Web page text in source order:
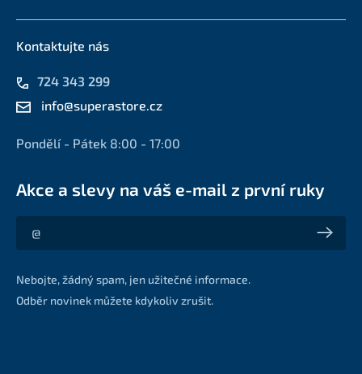
Kontaktujte nás
724 343 299
info@superastore.cz
Pondělí - Pátek 8:00 - 17:00
Akce a slevy na váš e-mail z první ruky
Akce a slevy na váš e-mail z první ruky
Nebojte, žádný spam, jen užitečné informace.
Odběr novinek můžete kdykoliv zrušit.